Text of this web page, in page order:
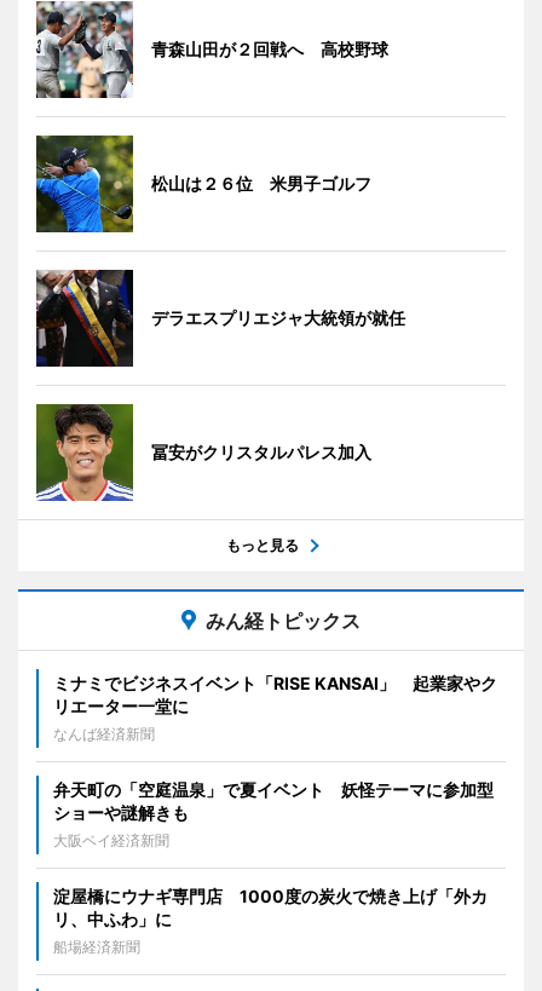
青森山田が２回戦へ 高校野球
松山は２６位 米男子ゴルフ
デラエスプリエジャ大統領が就任
冨安がクリスタルパレス加入
もっと見る
みん経トピックス
ミナミでビジネスイベント「RISE KANSAI」 起業家やク
リエーター一堂に
なんば経済新聞
弁天町の「空庭温泉」で夏イベント 妖怪テーマに参加型
ショーや謎解きも
大阪ベイ経済新聞
淀屋橋にウナギ専門店 1000度の炭火で焼き上げ「外カ
リ、中ふわ」に
船場経済新聞